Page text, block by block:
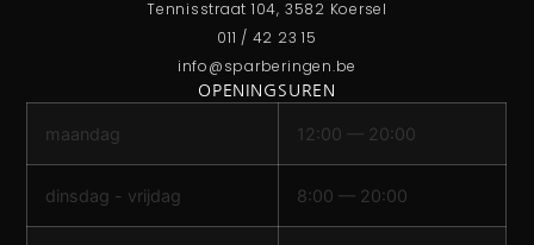
Tennisstraat 104, 3582 Koersel
011 / 42 23 15
info@sparberingen.be
OPENINGSUREN
maandag 12:00 — 20:00
dinsdag - vrijdag 8:00 — 20:00